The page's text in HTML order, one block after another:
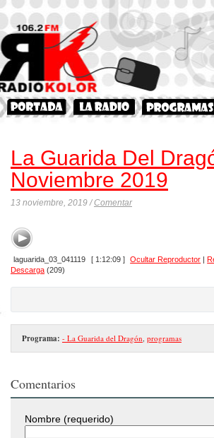
La Guarida Del
Noviembre 2019
13 noviembre, 2019 /Comentar
laguarida_03_041119 [ 1:12:09 ] Ocultar Reproductor |
Descarga (209)
Programa: - La Guarida del Dragón programas
Comentarios
Nombre (requerido)